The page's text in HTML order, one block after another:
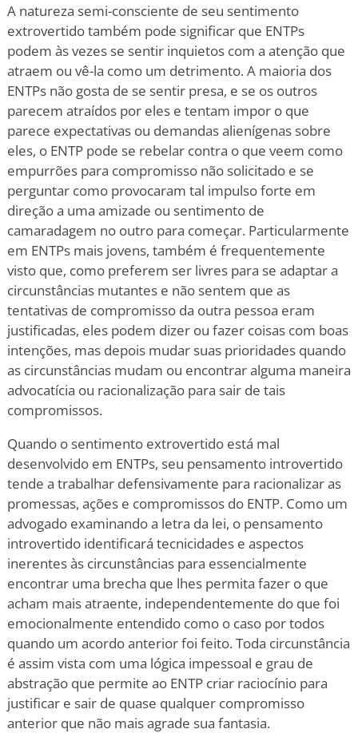
A natureza semi-consciente de seu sentimento
extrovertido também pode significar que ENTPs
podem às vezes se sentir inquietos com a atenção que
atraem ou vê-la como um detrimento. A maioria dos
ENTPs não gosta de se sentir presa, e se os outros
parecem atraídos por eles e tentam impor o que
parece expectativas ou demandas alienígenas sobre
eles, o ENTP pode se rebelar contra o que veem como
empurrões para compromisso não solicitado e se
perguntar como provocaram tal impulso forte em
direção a uma amizade ou sentimento de
camaradagem no outro para começar. Particularmente
em ENTPs mais jovens, também é frequentemente
visto que, como preferem ser livres para se adaptar a
circunstâncias mutantes e não sentem que as
tentativas de compromisso da outra pessoa eram
justificadas, eles podem dizer ou fazer coisas com boas
intenções, mas depois mudar suas prioridades quando
as circunstâncias mudam ou encontrar alguma maneira
advocatícia ou racionalização para sair de tais
compromissos.
Quando o sentimento extrovertido está mal
desenvolvido em ENTPs, seu pensamento introvertido
tende a trabalhar defensivamente para racionalizar as
promessas, ações e compromissos do ENTP. Como um
advogado examinando a letra da lei, o pensamento
introvertido identificará tecnicidades e aspectos
inerentes às circunstâncias para essencialmente
encontrar uma brecha que lhes permita fazer o que
acham mais atraente, independentemente do que foi
emocionalmente entendido como o caso por todos
quando um acordo anterior foi feito. Toda circunstância
é assim vista com uma lógica impessoal e grau de
abstração que permite ao ENTP criar raciocínio para
justificar e sair de quase qualquer compromisso
anterior que não mais agrade sua fantasia.